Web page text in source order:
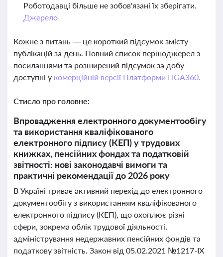
Роботодавці більше не зобов'язані їх зберігати.
Джерело
Кожне з питань — це короткий підсумок змісту
публікацій за день. Повний список першоджерел з
посиланнями та розширений підсумок за добу
доступні у комерційній версії Платформи LIGA360.
Стисло про головне:
Впровадження електронного документообігу
та використання кваліфікованого
електронного підпису (КЕП) у трудових
книжках, пенсійних фондах та податковій
звітності: нові законодавчі вимоги та
практичні рекомендації до 2026 року
В Україні триває активний перехід до електронного
документообігу з використанням кваліфікованого
електронного підпису (КЕП), що охоплює різні
сфери, зокрема облік трудової діяльності,
адміністрування недержавних пенсійних фондів та
податкову звітність. Закон від 05.02.2021 №1217-IX